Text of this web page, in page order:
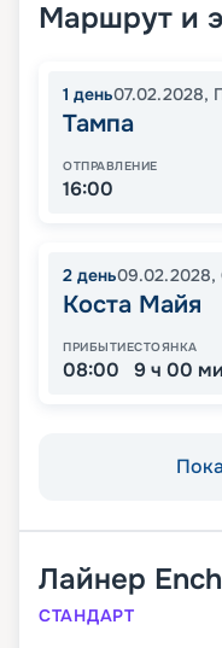
Маршрут и
1 день07.02.2028,
Тампа
ОТПРАВЛЕНИЕ
16:00
2 день09.02.2028,
Коста Майя
ПРИБЫТИЕ
08:00
СТОЯНКА
9 ч 00
Лайнер
СТАНДАРТ